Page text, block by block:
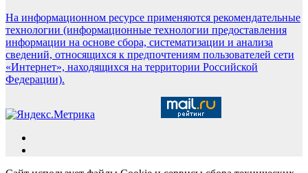
На информационном ресурсе применяются рекомендательные
технологии (информационные технологии предоставления
информации на основе сбора, систематизации и анализа
сведений, относящихся к предпочтениям пользователей сети
«Интернет», находящихся на территории Российской
Федерации).